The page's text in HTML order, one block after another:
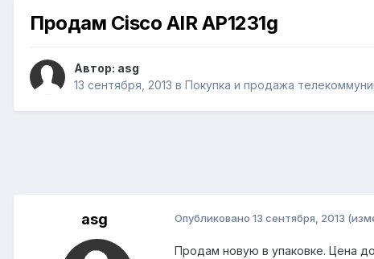
Продам Cisco AIR AP1231g
Автор: asg
13 сентября, 2013 в Покупка и продажа
asg Опубликовано 13 сентября, 2013
Продам новую в упаковке. Цена